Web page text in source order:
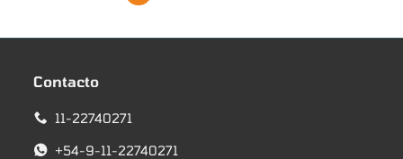
Contacto
11-22740271
+54-9-11-22740271